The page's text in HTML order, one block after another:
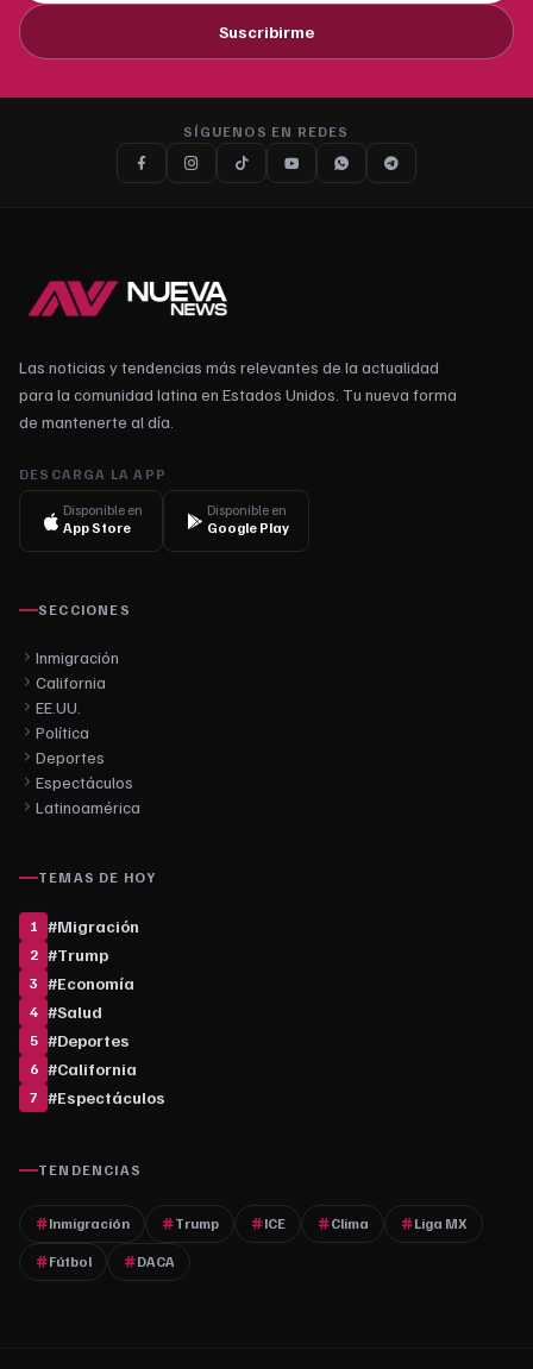
Suscribirme
SÍGUENOS EN REDES
Las noticias y tendencias más relevantes de la actualidad
para la comunidad latina en Estados Unidos. Tu nueva forma
de mantenerte al día.
DESCARGA LA APP
Disponible en
App Store
Disponible en
Google Play
SECCIONES
Inmigración
California
EE.UU.
Política
Deportes
Espectáculos
Latinoamérica
TEMAS DE HOY
1 #Migración
2 #Trump
3 #Economía
4 #Salud
5 #Deportes
6 #California
7 #Espectáculos
TENDENCIAS
Inmigración Trump ICE Clima Liga MX
Fútbol DACA